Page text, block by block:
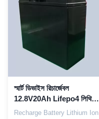
স্মার্ট ডিভাইস রিচার্জেবল
12.8V20Ah Lifepo4 লিথিয়াম
ব্যাটারি প্যাক CB সার্টিফাইড
Recharge Battery Lithium Ion